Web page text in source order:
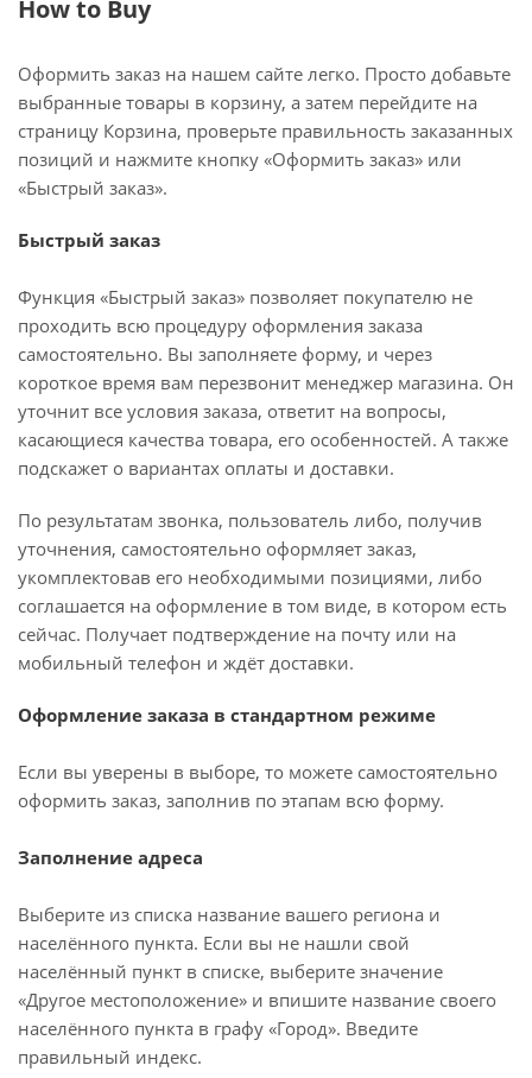
How to Buy
Оформить заказ на нашем сайте легко. Просто добавьте
выбранные товары в корзину, а затем перейдите на
страницу Корзина, проверьте правильность заказанных
позиций и нажмите кнопку «Оформить заказ» или
«Быстрый заказ».
Быстрый заказ
Функция «Быстрый заказ» позволяет покупателю не
проходить всю процедуру оформления заказа
самостоятельно. Вы заполняете форму, и через
короткое время вам перезвонит менеджер магазина. Он
уточнит все условия заказа, ответит на вопросы,
касающиеся качества товара, его особенностей. А также
подскажет о вариантах оплаты и доставки.
По результатам звонка, пользователь либо, получив
уточнения, самостоятельно оформляет заказ,
укомплектовав его необходимыми позициями, либо
соглашается на оформление в том виде, в котором есть
сейчас. Получает подтверждение на почту или на
мобильный телефон и ждёт доставки.
Оформление заказа в стандартном режиме
Если вы уверены в выборе, то можете самостоятельно
оформить заказ, заполнив по этапам всю форму.
Заполнение адреса
Выберите из списка название вашего региона и
населённого пункта. Если вы не нашли свой
населённый пункт в списке, выберите значение
«Другое местоположение» и впишите название своего
населённого пункта в графу «Город». Введите
правильный индекс.